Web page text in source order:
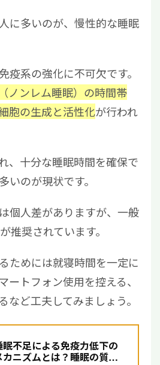
に多いのが、慢性的な睡眠
疫系の強化に不可欠です。
ノンレム睡眠）の時間帯
胞の生成と活性化が行われ
、十分な睡眠時間を確保で
いのが現状です。
個人差がありますが、一般
推奨されています。
ためには就寝時間を一定に
ートフォン使用を控える、
など工夫してみましょう。
眠不足による免疫力低下の
カニズムとは？睡眠の質を